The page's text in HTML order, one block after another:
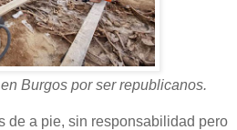
Burgos por ser republicanos.
de a pie, sin responsabilidad pero